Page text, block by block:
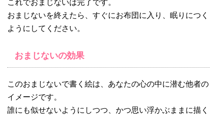
これでおまじないは完了です。
おまじないを終えたら、すぐにお布団に入り、眠りにつく
ようにしてください。
おまじないの効果
このおまじないで書く絵は、あなたの心の中に潜む他者の
イメージです。
誰にも似せないようにしつつ、かつ思い浮かぶままに描く